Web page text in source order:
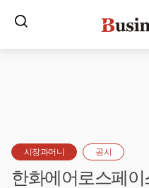
시장과머니 공시
한화에어로스페이